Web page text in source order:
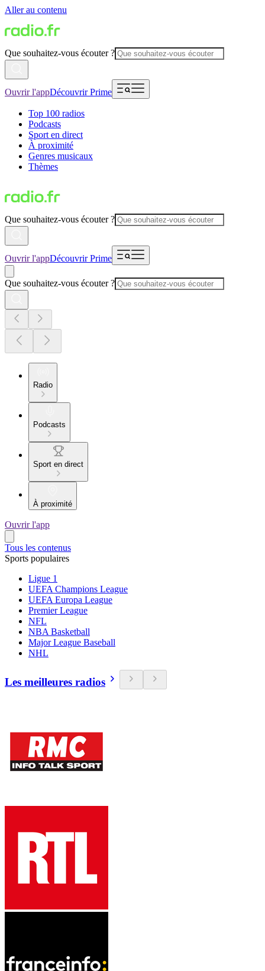
Aller au contenu
Que souhaitez-vous écouter ?
Ouvrir l'appDécouvrir Prime
Top 100 radios
Podcasts
Sport en direct
À proximité
Genres musicaux
Thèmes
Que souhaitez-vous écouter ?
Ouvrir l'appDécouvrir Prime
Que souhaitez-vous écouter ?
Radio
Podcasts
Sport en direct
À proximité
Ouvrir l'app
Tous les contenus
Sports populaires
Ligue 1
UEFA Champions League
UEFA Europa League
Premier League
NFL
NBA Basketball
Major League Baseball
NHL
Les meilleures radios